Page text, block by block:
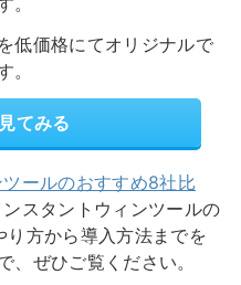
低価格にてオリジナルで
。
てみる
ールのおすすめ8社比
スタントウィンツールの
方から導入方法までを
、ぜひご覧ください。